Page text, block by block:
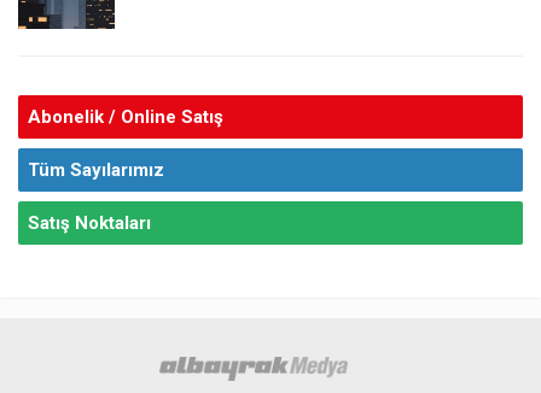
Abonelik / Online Satış
Tüm Sayılarımız
Satış Noktaları